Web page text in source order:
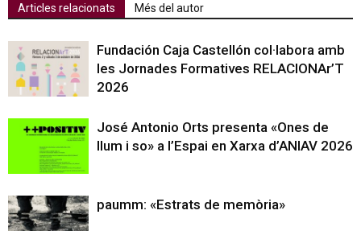
Articles relacionats Més del autor
Fundación Caja Castellón col·labora amb
les Jornades Formatives RELACIONAr’T
2026
José Antonio Orts presenta «Ones de
llum i so» a l’Espai en Xarxa d’ANIAV 2026
paumm: «Estrats de memòria»